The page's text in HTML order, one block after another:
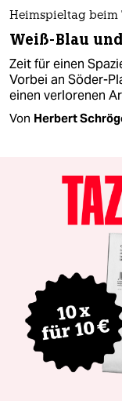
Heimspieltag beim
Weiß-Blau
Zeit für einen
Vorbei an Söder-
einen verlorenen
Von Herbert